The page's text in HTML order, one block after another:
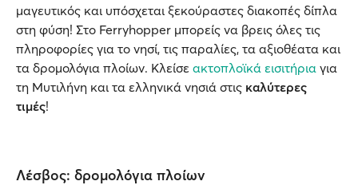
μαγευτικός και υπόσχεται ξεκούραστες διακοπές δίπλα
στη φύση! Στο Ferryhopper μπορείς να βρεις όλες τις
πληροφορίες για το νησί, τις παραλίες, τα αξιοθέατα και
τα δρομολόγια πλοίων. Κλείσε ακτοπλοϊκά εισιτήρια για
τη Μυτιλήνη και τα ελληνικά νησιά στις καλύτερες
τιμές!
Λέσβος: δρομολόγια πλοίων